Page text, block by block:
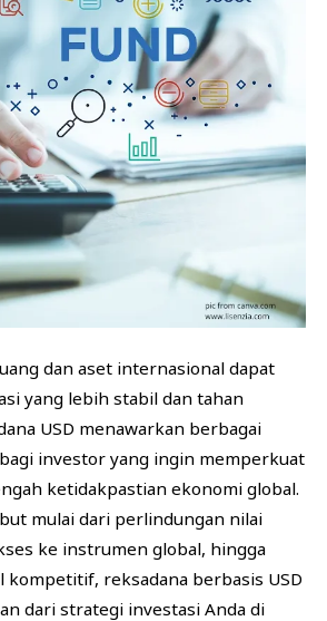
dan aset internasional dapat
yang lebih stabil dan tahan
USD menawarkan berbagai
investor yang ingin memperkuat
ketidakpastian ekonomi global.
mulai dari perlindungan nilai
ke instrumen global, hingga
kompetitif, reksadana berbasis USD
dari strategi investasi Anda di